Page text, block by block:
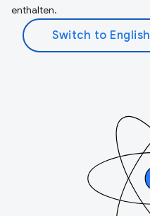
enthalten.